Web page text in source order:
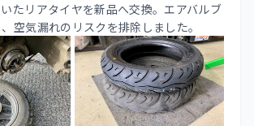
たリアタイヤを新品へ交換。エアバルブ
空気漏れのリスクを排除しました。